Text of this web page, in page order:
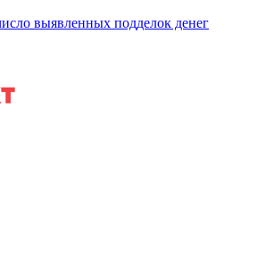
выявленных подделок денег